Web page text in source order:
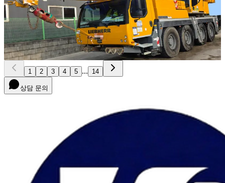
LTM 1070-4.2
2022년식 · 70톤
가격 문의 23
1 2 3 4 5 ... 14
상담 문의